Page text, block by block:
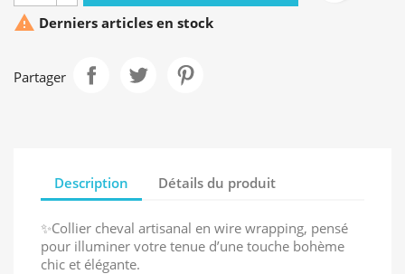
 Derniers articles en stock
Partager
Description Détails du produit
✨Collier cheval artisanal en wire wrapping, pensé
pour illuminer votre tenue d’une touche bohème
chic et élégante.